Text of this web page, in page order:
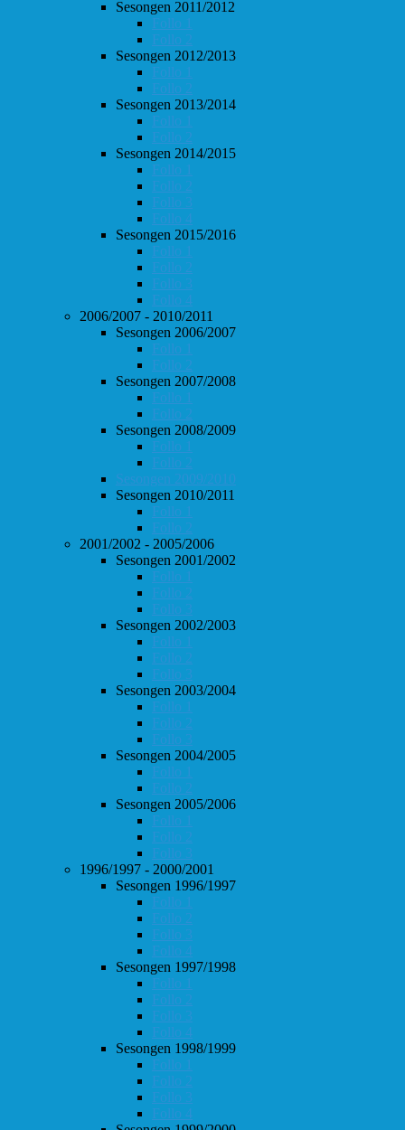
Sesongen 2011/2012
Follo 1
Follo 2
Sesongen 2012/2013
Follo 1
Follo 2
Sesongen 2013/2014
Follo 1
Follo 2
Sesongen 2014/2015
Follo 1
Follo 2
Follo 3
Follo 4
Sesongen 2015/2016
Follo 1
Follo 2
Follo 3
Follo 4
2006/2007 - 2010/2011
Sesongen 2006/2007
Follo 1
Follo 2
Sesongen 2007/2008
Follo 1
Follo 2
Sesongen 2008/2009
Follo 1
Follo 2
Sesongen 2009/2010
Sesongen 2010/2011
Follo 1
Follo 2
2001/2002 - 2005/2006
Sesongen 2001/2002
Follo 1
Follo 2
Follo 3
Sesongen 2002/2003
Follo 1
Follo 2
Follo 3
Sesongen 2003/2004
Follo 1
Follo 2
Follo 3
Sesongen 2004/2005
Follo 1
Follo 2
Sesongen 2005/2006
Follo 1
Follo 2
Follo 3
1996/1997 - 2000/2001
Sesongen 1996/1997
Follo 1
Follo 2
Follo 3
Follo 4
Sesongen 1997/1998
Follo 1
Follo 2
Follo 3
Follo 4
Sesongen 1998/1999
Follo 1
Follo 2
Follo 3
Follo 4